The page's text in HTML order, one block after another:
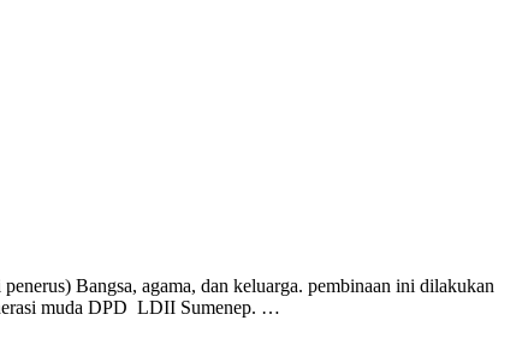
Bangsa, agama, dan keluarga. pembinaan ini dilakukan
muda DPD LDII Sumenep. …